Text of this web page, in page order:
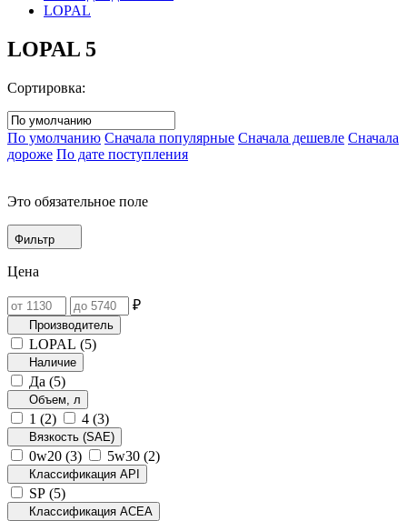
LOPAL
LOPAL 5
Сортировка:
По умолчанию Сначала популярные Сначала дешевле Сначала
дороже По дате поступления
Это обязательное поле
Фильтр
Цена
₽
Производитель
LOPAL (5)
Наличие
Да (5)
Объем, л
1 (2) 4 (3)
Вязкость (SAE)
0w20 (3) 5w30 (2)
Классификация API
SP (5)
Классификация ACEA